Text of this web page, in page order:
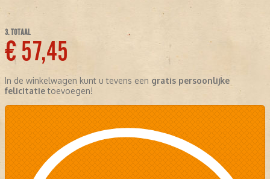
3. TOTAAL
€ 57,45
In de winkelwagen kunt u tevens een gratis persoonlijke
felicitatietoevoegen!